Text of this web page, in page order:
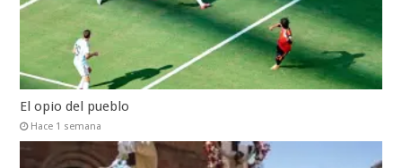
El opio del pueblo
Hace 1 semana